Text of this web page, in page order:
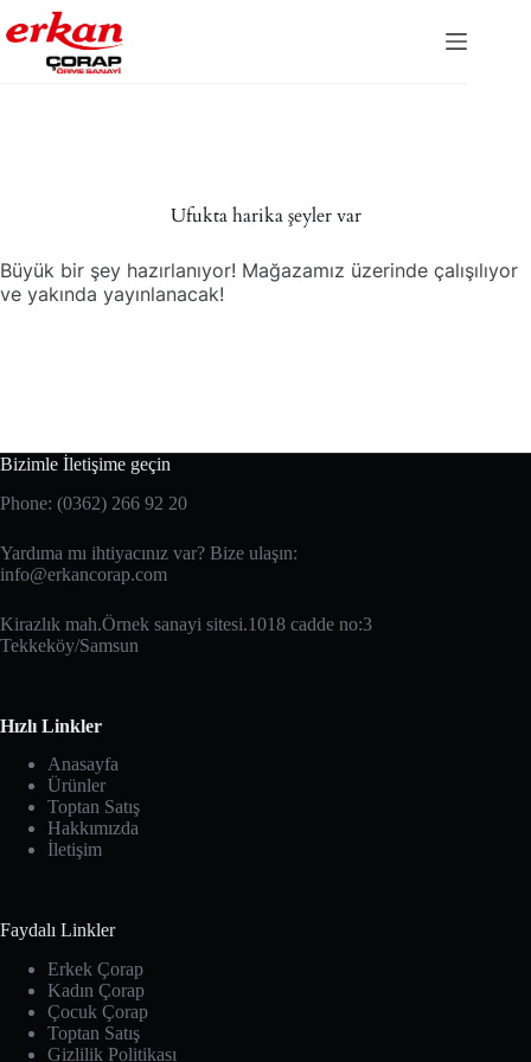
Ufukta harika şeyler var
Büyük bir şey hazırlanıyor! Mağazamız üzerinde çalışılıyor
ve yakında yayınlanacak!
Bizimle İletişime geçin
Phone: (0362) 266 92 20
Yardıma mı ihtiyacınız var? Bize ulaşın:
info@erkancorap.com
Kirazlık mah.Örnek sanayi sitesi.1018 cadde no:3
Tekkeköy/Samsun
Hızlı Linkler
Anasayfa
Ürünler
Toptan Satış
Hakkımızda
İletişim
Faydalı Linkler
Erkek Çorap
Kadın Çorap
Çocuk Çorap
Toptan Satış
Gizlilik Politikası